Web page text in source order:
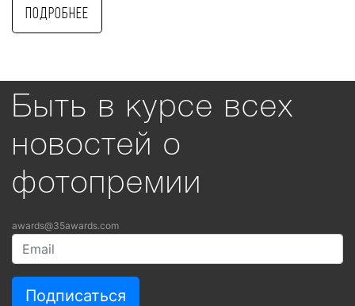
Подробнее
Быть в курсе всех
новостей о
фотопремии
awards@35awards.com